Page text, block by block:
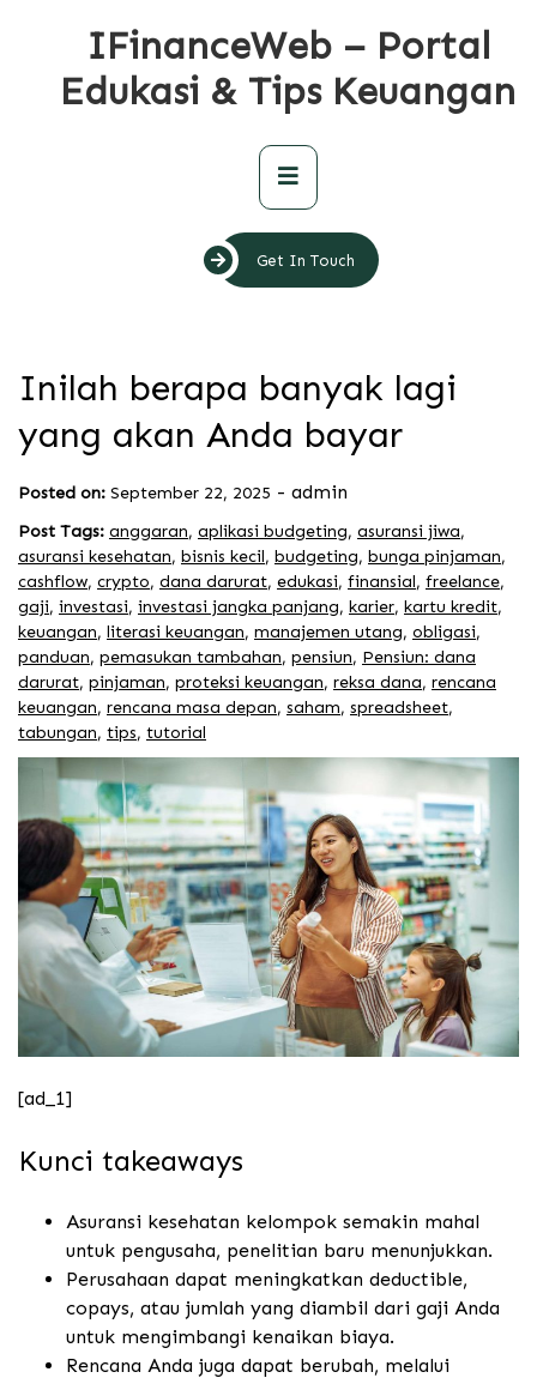
IFinanceWeb – Portal
Edukasi & Tips Keuangan
Primary
Menu
Get In Touch
Inilah berapa banyak lagi
yang akan Anda bayar
Posted on: September 22, 2025 - admin
Post Tags: anggaran, aplikasi budgeting, asuransi jiwa,
asuransi kesehatan, bisnis kecil, budgeting, bunga pinjaman,
cashflow, crypto, dana darurat, edukasi, finansial, freelance,
gaji, investasi, investasi jangka panjang, karier, kartu kredit,
keuangan, literasi keuangan, manajemen utang, obligasi,
panduan, pemasukan tambahan, pensiun, Pensiun: dana
darurat, pinjaman, proteksi keuangan, reksa dana, rencana
keuangan, rencana masa depan, saham, spreadsheet,
tabungan, tips, tutorial
[ad_1]
Kunci takeaways
Asuransi kesehatan kelompok semakin mahal
untuk pengusaha, penelitian baru menunjukkan.
Perusahaan dapat meningkatkan deductible,
copays, atau jumlah yang diambil dari gaji Anda
untuk mengimbangi kenaikan biaya.
Rencana Anda juga dapat berubah, melalui